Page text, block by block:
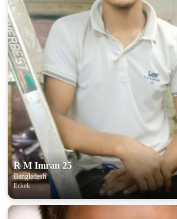
R M Imran 25
Bangladesh
Erkek